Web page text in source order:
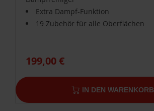
Extra Dampf-Funktion
19 Zubehör für alle Oberflächen
199,00 €
IN DEN WARENKORB